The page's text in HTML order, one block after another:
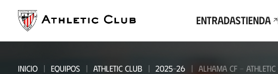
contenido
principal
EntradasTienda
INICIO EQUIPOS ATHLETIC CLUB 2025-26 ALHAMA CF - ATHLETIC